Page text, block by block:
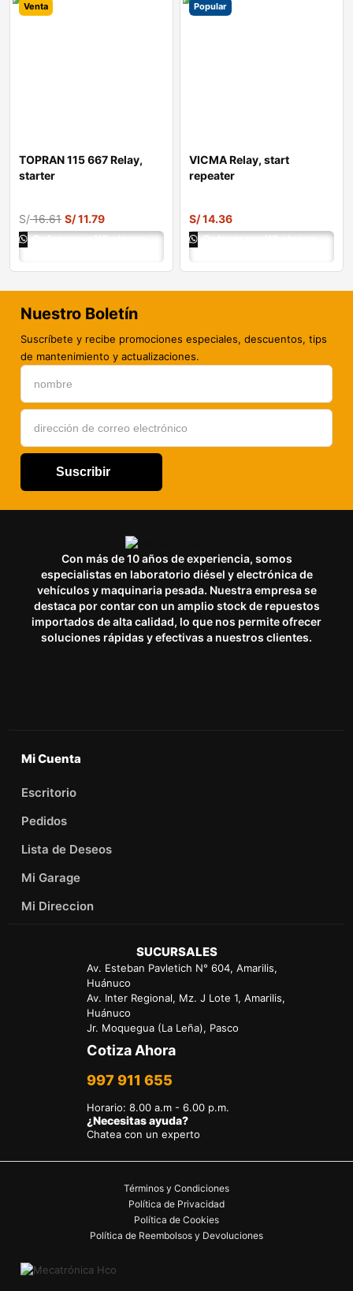
Venta
TOPRAN 115 667 Relay,
starter
S/16.61 S/11.79
Ordenar por Whatsapp
Popular
VICMA Relay, start
repeater
S/14.36
Ordenar por Whatsapp
Nuestro Boletín
Suscríbete y recibe promociones especiales, descuentos, tips
de mantenimiento y actualizaciones.
Suscribir
Con más de 10 años de experiencia, somos
especialistas en laboratorio diésel y electrónica de
vehículos y maquinaria pesada. Nuestra empresa se
destaca por contar con un amplio stock de repuestos
importados de alta calidad, lo que nos permite ofrecer
soluciones rápidas y efectivas a nuestros clientes.
Mi Cuenta
Escritorio
Pedidos
Lista de Deseos
Mi Garage
Mi Direccion
SUCURSALES
Av. Esteban Pavletich N° 604, Amarilis,
Huánuco
Av. Inter Regional, Mz. J Lote 1, Amarilis,
Huánuco
Jr. Moquegua (La Leña), Pasco
Cotiza Ahora
997 911 655
Horario:8.00 a.m - 6.00 p.m.
¿Necesitas ayuda?
Chatea con un experto
Términos y Condiciones
Política de Privacidad
Política de Cookies
Política de Reembolsos y Devoluciones